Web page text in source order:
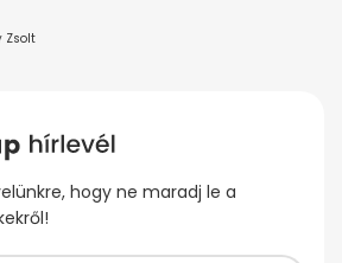
Zsolt
hogy ne maradj le a